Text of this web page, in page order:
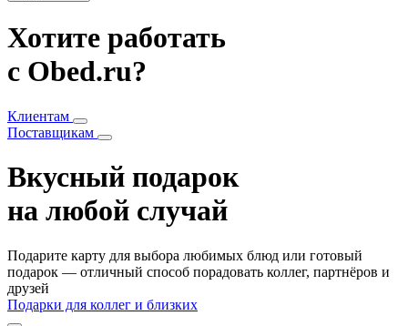
Хотите работать
с Obed.ru?
Клиентам
Поставщикам
Вкусный подарок
на любой случай
Подарите карту для выбора любимых блюд или готовый
подарок — отличный способ порадовать коллег, партнёров и
друзей
Подарки для коллег и близких